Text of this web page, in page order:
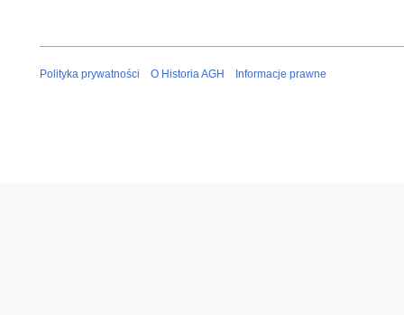
Polityka prywatności O Historia AGH Informacje prawne